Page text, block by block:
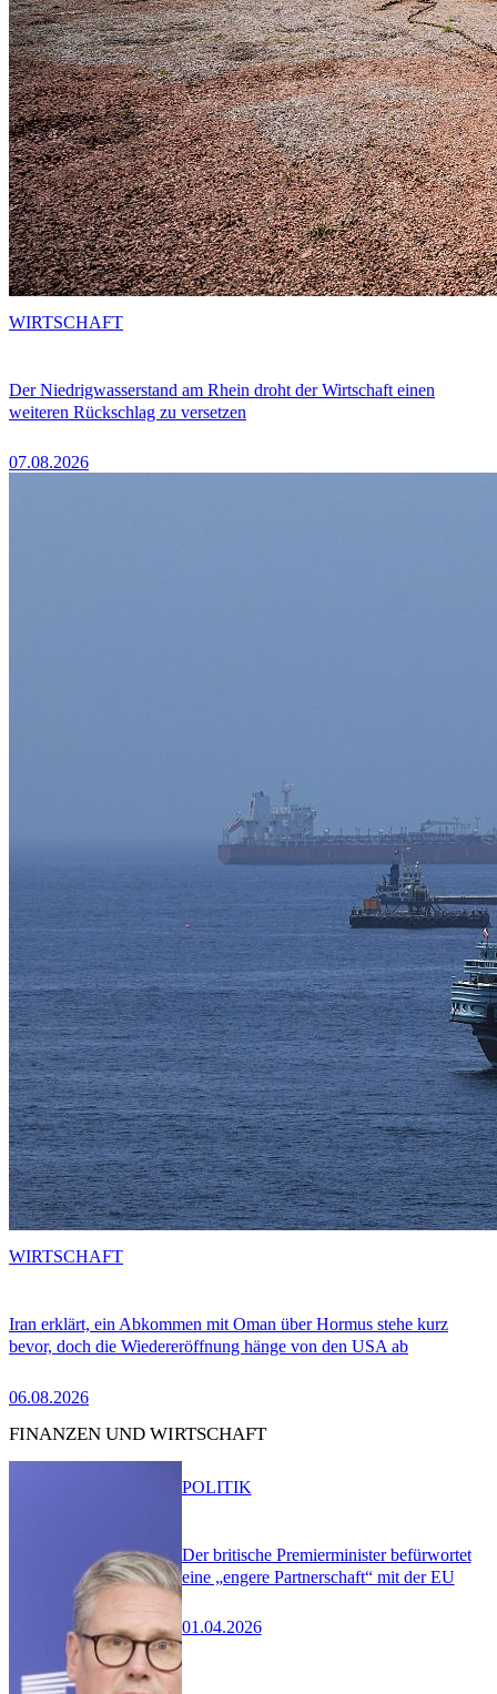
Der Niedrigwasserstand am Rhein droht der Wirtschaft einen
weiteren Rückschlag zu versetzen
07.08.2026
WIRTSCHAFT
Iran erklärt, ein Abkommen mit Oman über Hormus stehe kurz
bevor, doch die Wiedereröffnung hänge von den USA ab
06.08.2026
WIRTSCHAFT
FINANZEN UND WIRTSCHAFT
Der britische Premierminister befürwortet
eine „engere Partnerschaft“ mit der EU
01.04.2026
POLITIK